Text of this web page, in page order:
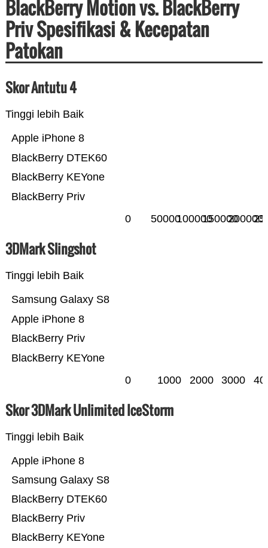
BlackBerry Motion vs. BlackBerry
Priv Spesifikasi & Kecepatan
Patokan
Skor Antutu 4
Tinggi lebih Baik
BlackBerry Priv
BlackBerry KEYone
BlackBerry DTEK60
Apple iPhone 8
0 50000100000150000200000
3DMark Slingshot
Tinggi lebih Baik
BlackBerry KEYone
BlackBerry Priv
Apple iPhone 8
Samsung Galaxy S8
0 1000 2000 3000
Skor 3DMark Unlimited IceStorm
Tinggi lebih Baik
BlackBerry KEYone
BlackBerry Priv
BlackBerry DTEK60
Samsung Galaxy S8
Apple iPhone 8